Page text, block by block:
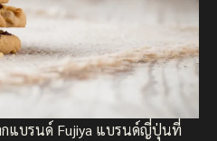
กแบรนด์ Fujiya แบรนด์ญี่ปุ่นที่